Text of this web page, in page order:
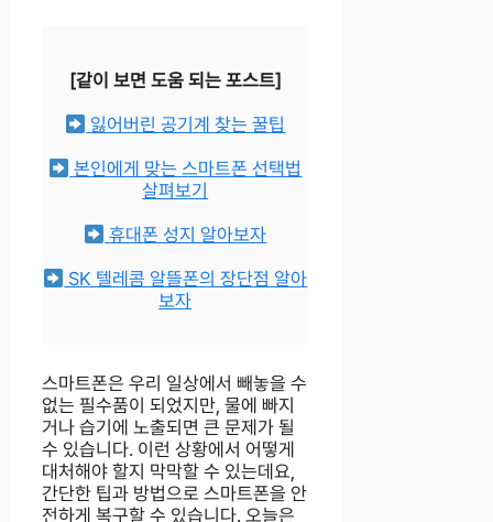
[같이 보면 도움 되는 포스트]
잃어버린 공기계 찾는 꿀팁
본인에게 맞는 스마트폰 선택법
살펴보기
휴대폰 성지 알아보자
SK 텔레콤 알뜰폰의 장단점 알아
보자
스마트폰은 우리 일상에서 빼놓을 수
없는 필수품이 되었지만, 물에 빠지
거나 습기에 노출되면 큰 문제가 될
수 있습니다. 이런 상황에서 어떻게
대처해야 할지 막막할 수 있는데요,
간단한 팁과 방법으로 스마트폰을 안
전하게 복구할 수 있습니다. 오늘은